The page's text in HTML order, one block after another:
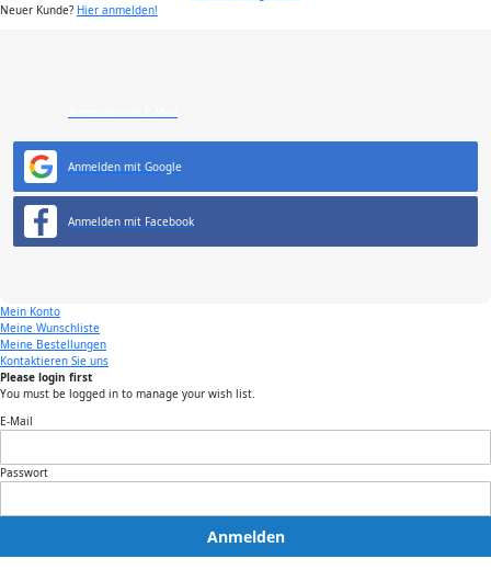
Neuer Kunde? Hier anmelden!
Anmelden mit Google
Anmelden mit Facebook
Mein Konto
Meine Wunschliste
Meine Bestellungen
Kontaktieren Sie uns
Please login first
You must be logged in to manage your wish list.
E-Mail
Passwort
Anmelden